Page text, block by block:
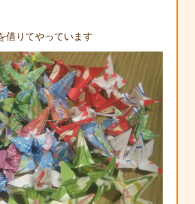
借りてやっています